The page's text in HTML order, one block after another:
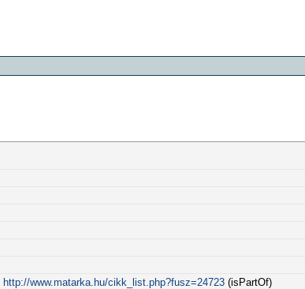
http://www.matarka.hu/cikk_list.php?fusz=24723(isPartOf)